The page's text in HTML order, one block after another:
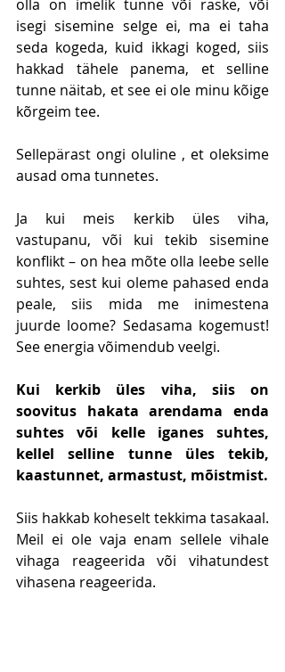
olla on imelik tunne või raske, või
isegi sisemine selge ei, ma ei taha
seda kogeda, kuid ikkagi koged, siis
hakkad tähele panema, et selline
tunne näitab, et see ei ole minu kõige
kõrgeim tee.
Sellepärast ongi oluline , et oleksime
ausad oma tunnetes.
Ja kui meis kerkib üles viha,
vastupanu, või kui tekib sisemine
konflikt – on hea mõte olla leebe selle
suhtes, sest kui oleme pahased enda
peale, siis mida me inimestena
juurde loome? Sedasama kogemust!
See energia võimendub veelgi.
Kui kerkib üles viha, siis on
soovitus hakata arendama enda
suhtes või kelle iganes suhtes,
kellel selline tunne üles tekib,
Siis hakkab koheselt tekkima tasakaal.
Meil ei ole vaja enam sellele vihale
vihaga reageerida või vihatundest
vihasena reageerida.